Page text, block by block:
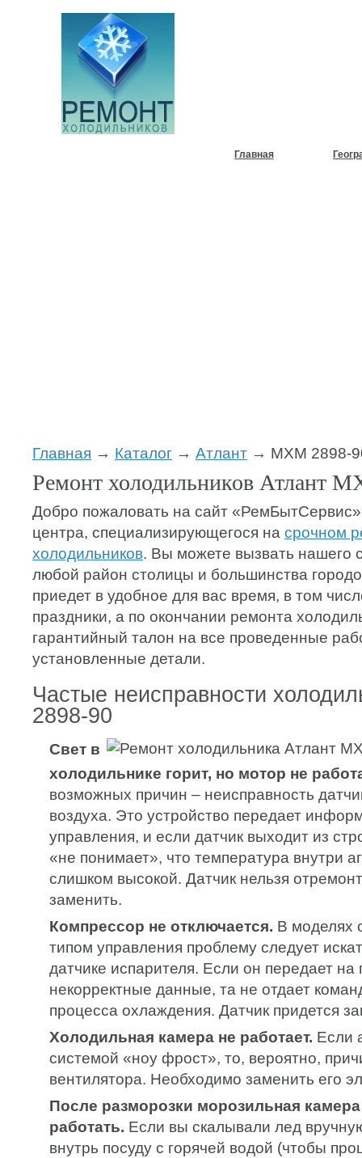
Главная
Главная → Каталог → Атлант → МХМ 2898-
Ремонт холодильников Атлант
Добро пожаловать на сайт «РемБытСервис»
центра, специализирующегося на срочном
холодильников. Вы можете вызвать нашего
любой район столицы и большинства
приедет в удобное для вас время, в том
праздники, а по окончании ремонта
гарантийный талон на все проведенные
установленные детали.
Частые неисправности
2898-90
Свет в
холодильнике горит, но мотор не
возможных причин – неисправность
воздуха. Это устройство передает
управления, и если датчик выходит из
«не понимает», что температура внутри
слишком высокой. Датчик нельзя
заменить.
Компрессор не отключается. В моделях
типом управления проблему следует
датчике испарителя. Если он передает на
некорректные данные, та не отдает
процесса охлаждения. Датчик придется
Холодильная камера не работает. Если
системой «ноу фрост», то, вероятно,
вентилятора. Необходимо заменить его
После разморозки морозильная
работать. Если вы скалывали лед
внутрь посуду с горячей водой (чтобы